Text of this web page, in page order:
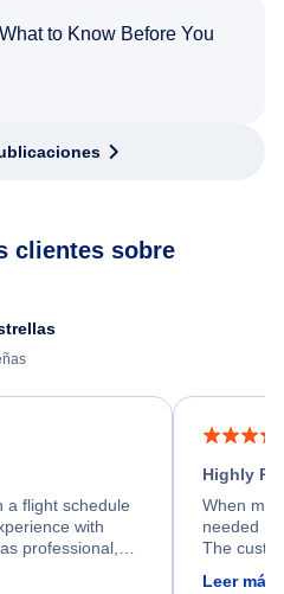
to Know Before You
clientes sobre
a flight schedule
with
professional,
Highly
When my
needed
The
Leer más